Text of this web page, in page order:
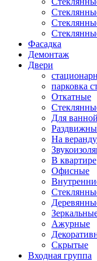
Фасадка
Демонтаж
Двери
парковка
Откатные
Для ванной
На веранду
В квартире
Офисные
Ажурные
Скрытые
Входная группа